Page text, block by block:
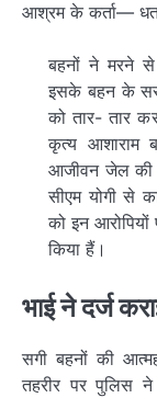
आश्रम के कर्ता—
बहनों ने मरने
इसके बहन के
को तार- तार
कृत्य आशाराम
आजीवन जेल की
सीएम योगी से
को इन
किया हैं।
भाई ने दर्ज
सगी बहनों की
तहरीर पर पुलिस